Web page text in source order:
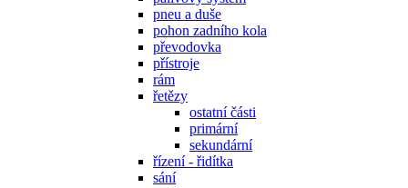
pneu a duše
pohon zadního kola
převodovka
přístroje
rám
řetězy
ostatní části
primární
sekundární
řízení - řidítka
sání